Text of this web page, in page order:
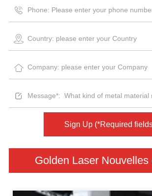
Sign Up (*Required
Golden Laser Nouvelles